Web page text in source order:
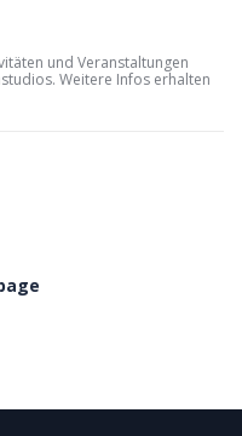
und Veranstaltungen
Weitere Infos erhalten